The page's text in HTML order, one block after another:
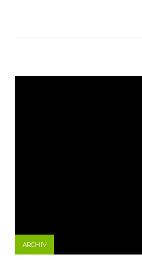
ARCHIV